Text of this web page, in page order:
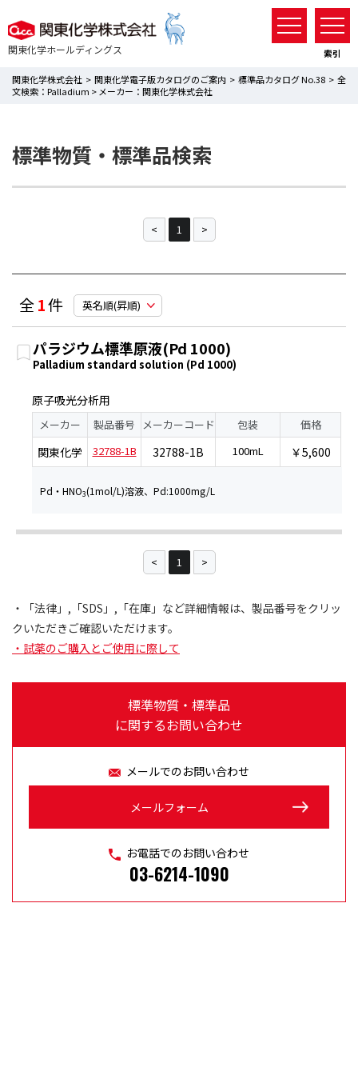
関東化学ホールディングス 索引
関東化学株式会社 > 関東化学電子版カタログのご案内 > 標準品カタログ No.38 > 全
文検索：Palladium > メーカー：関東化学株式会社
標準物質・標準品検索
1
全1件
パラジウム標準原液(Pd 1000)
Palladium standard solution (Pd 1000)
原子吸光分析用
メーカー 製品番号 メーカーコード 包装 価格
関東化学 32788-1B 32788-1B 100mL ￥5,600
Pd・HNO3(1mol/L)溶液、Pd:1000mg/L
1
・「法律」,「SDS」,「在庫」など詳細情報は、製品番号をクリッ
クいただきご確認いただけます。
・試薬のご購入とご使用に際して
標準物質・標準品
に関するお問い合わせ
メールでのお問い合わせ
メールフォーム
お電話でのお問い合わせ
03-6214-1090